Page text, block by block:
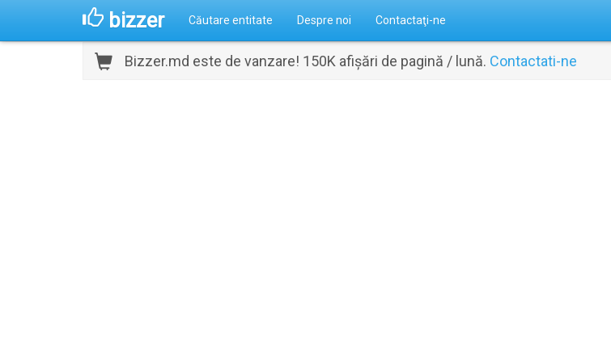
bizzer Căutare entitate Despre noi Contactaţi-ne
Bizzer.md este de vanzare! 150K afișări de pagină / lună. Contactati-ne